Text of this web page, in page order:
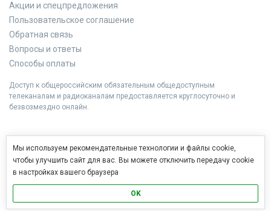
Акции и спецпредложения
Пользовательское соглашение
Обратная связь
Вопросы и ответы
Способы оплаты
Доступ к общероссийским обязательным общедоступным
телеканалам и радиоканалам предоставляется круглосуточно и
безвозмездно онлайн.
Мы используем рекомендательные технологии и файлы cookie,
чтобы улучшить сайт для вас. Вы можете отключить передачу cookie
в настройках вашего браузера
OK